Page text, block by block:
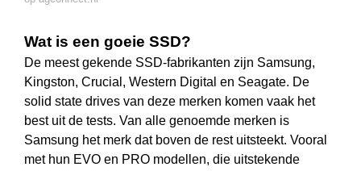
Wat is een goeie SSD?
De meest gekende SSD-fabrikanten zijn Samsung,
Kingston, Crucial, Western Digital en Seagate. De
solid state drives van deze merken komen vaak het
best uit de tests. Van alle genoemde merken is
Samsung het merk dat boven de rest uitsteekt. Vooral
met hun EVO en PRO modellen, die uitstekende